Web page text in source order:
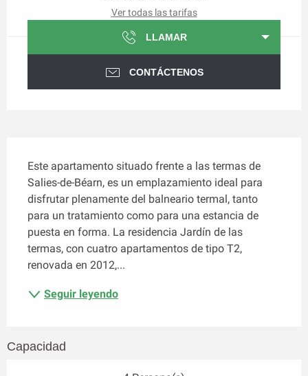
Ver todas las tarifas
LLAMAR
CONTÁCTENOS
Este apartamento situado frente a las termas de
Salies-de-Béarn, es un emplazamiento ideal para
disfrutar plenamente del balneario termal, tanto
para un tratamiento como para una estancia de
puesta en forma. La residencia Jardín de las
termas, con cuatro apartamentos de tipo T2,
renovada en 2012,...
Seguir leyendo
Capacidad